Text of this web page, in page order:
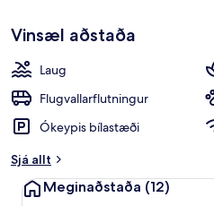
uppáhaldi
hjá
gestum
p
p
e
n
n
Vinsæl aðstaða
Laug
Flugvallarflutningur
Ókeypis bílastæði
Sjá allt
Meginaðstaða (12)